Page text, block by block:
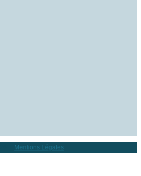
Mentions Légales